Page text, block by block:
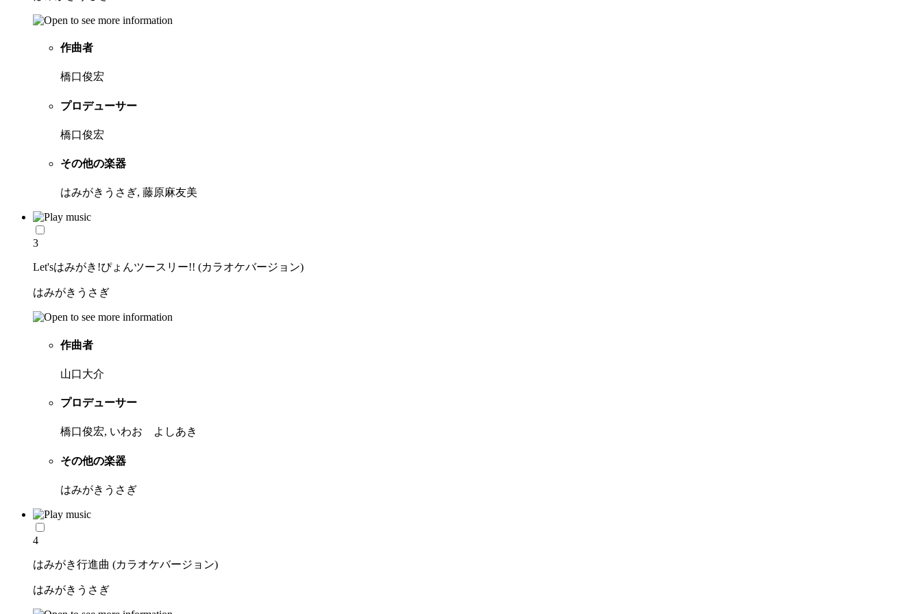
作曲者
橋口俊宏
プロデューサー
橋口俊宏
その他の楽器
はみがきうさぎ, 藤原麻友美
3
Let'sはみがき!ぴょんツースリー!! (カラオケバージョン)
はみがきうさぎ
作曲者
山口大介
プロデューサー
橋口俊宏, いわお よしあき
その他の楽器
はみがきうさぎ
4
はみがき行進曲 (カラオケバージョン)
はみがきうさぎ